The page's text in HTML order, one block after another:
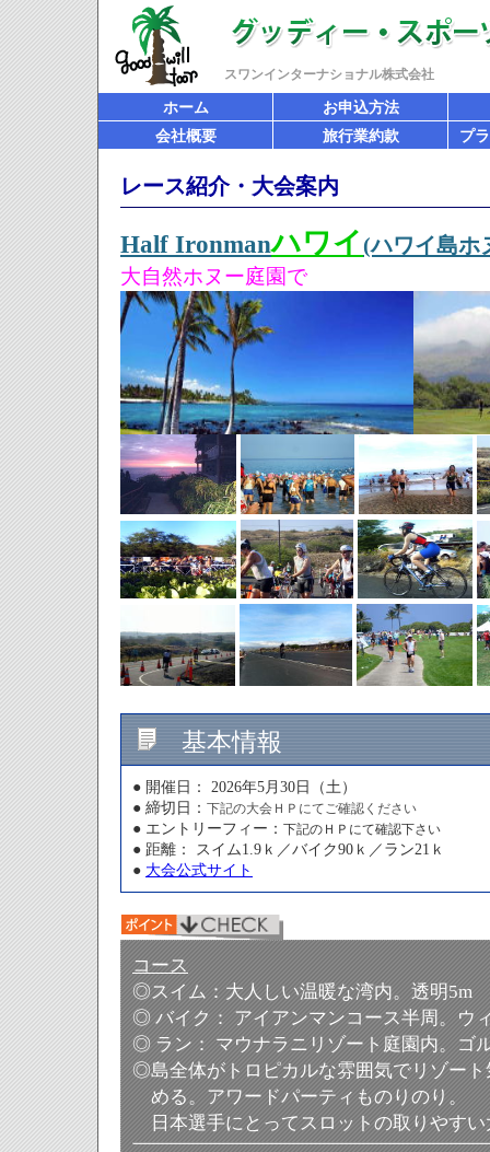
スワンインターナショナル株式会社
ホーム
お申込方法
会社概要
旅行業約款 プ
レース紹介・大会案内
Half Ironmanハワイ (ハワイ島ホ
大自然ホヌー庭園で
基本情報
● 開催日： 2026年5月30日（土）
● 締切日： 下記の大会ＨＰにてご確認ください
● エントリーフィー： 下記のＨＰにて確認下さい
● 距離： スイム1.9ｋ／バイク90ｋ／ラン21ｋ
● 大会公式サイト
コース
◎スイム：大人しい温暖な湾内。透明5m
◎ バイク： アイアンマンコース半周。ウ
◎ ラン： マウナラニリゾート庭園内。ゴ
◎島全体がトロピカルな雰囲気でリゾート
める。アワードパーティものりのり。
日本選手にとってスロットの取りやすい